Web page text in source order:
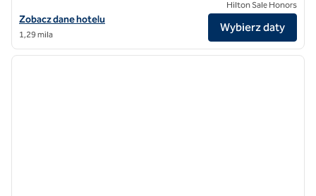
Zobacz szczegóły hotelu Hilton London Olympia
Zobacz dane hotelu
1,29 mila
Hilton Sale Honors
Wybierz daty
1/12
1 z 12